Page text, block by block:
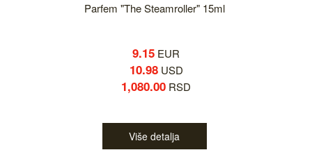
Parfem "The Steamroller" 15ml
9.15 EUR
10.98USD
1,080.00 RSD
Više detalja